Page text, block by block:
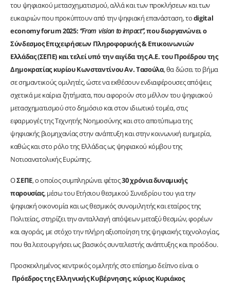
του ψηφιακού μετασχηματισμού, αλλά και των προκλήσεων και των
ευκαιριών που προκύπτουν από την ψηφιακή επανάσταση, τοdigital
economy forum 2025:“From vision to impact”,που διοργανώνει ο
Σύνδεσμος Επιχειρήσεων Πληροφορικής & Επικοινωνιών
Ελλάδας (ΣΕΠΕ) και τελεί υπό την αιγίδα της Α.Ε. του Προέδρου της
Δημοκρατίας κυρίου Κωνσταντίνου Αν. Τασούλα, θα δώσει το βήμα
σε σημαντικούς ομιλητές, ώστε να εκθέσουν ενδιαφέρουσες απόψεις
σχετικά με καίρια ζητήματα, που αφορούν στο μέλλον του ψηφιακού
μετασχηματισμού στο δημόσιο και στον ιδιωτικό τομέα, στις
εφαρμογές της Τεχνητής Νοημοσύνης και στο αποτύπωμα της
ψηφιακής βιομηχανίας στην ανάπτυξη και στην κοινωνική ευημερία,
καθώς και στο ρόλο της Ελλάδας ως ψηφιακού κόμβου της
Νοτιοανατολικής Ευρώπης.
ΟΣΕΠΕ, ο οποίος συμπληρώνει φέτος30 χρόνια δυναμικής
παρουσίας, μέσω του Ετήσιου θεσμικού Συνεδρίου του για την
ψηφιακή οικονομία και ως θεσμικός συνομιλητής και εταίρος της
Πολιτείας, στηρίζει την ανταλλαγή απόψεων μεταξύ θεσμών, φορέων
και αγοράς, με στόχο την πλήρη αξιοποίηση της ψηφιακής τεχνολογίας,
που θα λειτουργήσει ως βασικός συντελεστής ανάπτυξης και προόδου.
Προσκεκλημένος κεντρικός ομιλητής στο επίσημο δείπνο είναι ο
Πρόεδρος της Ελληνικής Κυβέρνησης,κύριος Κυριάκος